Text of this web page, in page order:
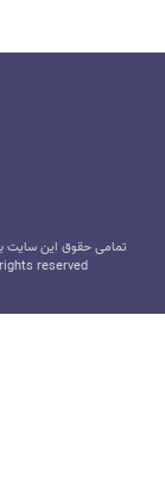
تمامی حقوق این سایت
reserved